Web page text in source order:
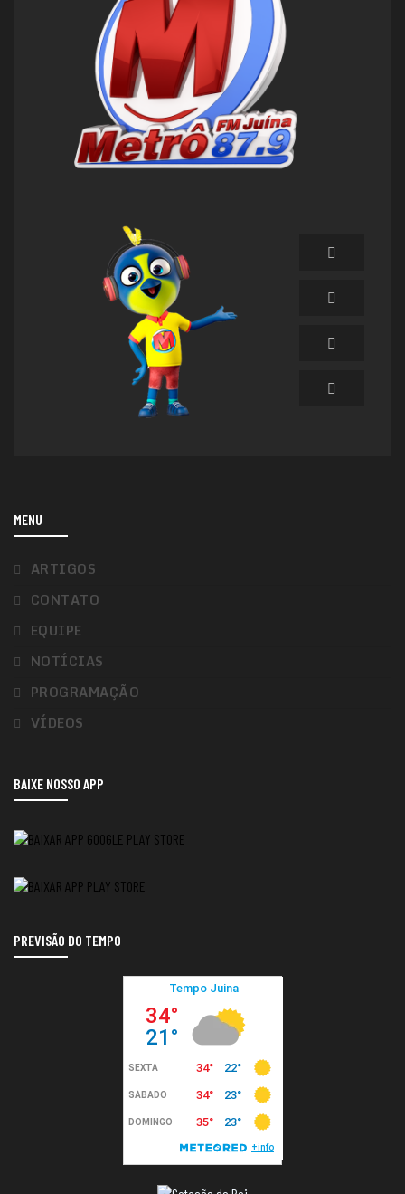
MENU
ARTIGOS
CONTATO
EQUIPE
NOTÍCIAS
PROGRAMAÇÃO
VÍDEOS
BAIXE NOSSO APP
PREVISÃO DO TEMPO